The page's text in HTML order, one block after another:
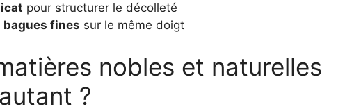
pour structurer le décolleté
bagues fines sur le même doigt
nobles et naturelles
?